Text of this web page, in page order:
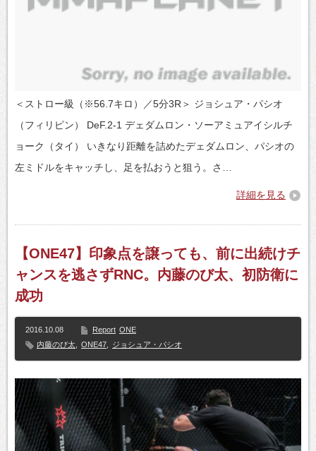
＜ストロー級（※56.7キロ）／5分3R＞ ジョシュア・パシオ
（フィリピン） DeF.2-1 デェダムロン・ソーアミュアイシルチ
ョーク（タイ） いきなり距離を詰めたデェダムロン、パシオの
左ミドルをキャッチし、足を払おうと狙う。さ…
詳細を見る
【ONE47】印象点を譲っても、前に出続けチ
ャンスを逃さずRNC。内藤のび太、初防衛に
成功
2016.10.08 Report ONE
内藤のび太, ONE47, ジョシュア・パシオ